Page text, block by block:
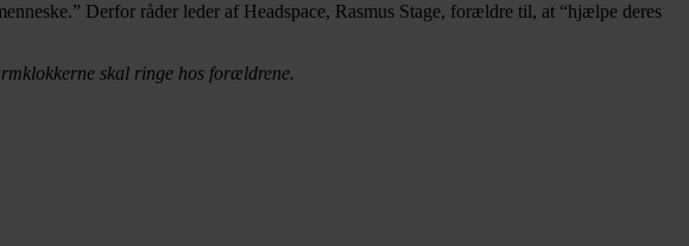
Derfor råder leder af Headspace, Rasmus Stage, forældre til, at “hjælpe deres
skal ringe hos forældrene.